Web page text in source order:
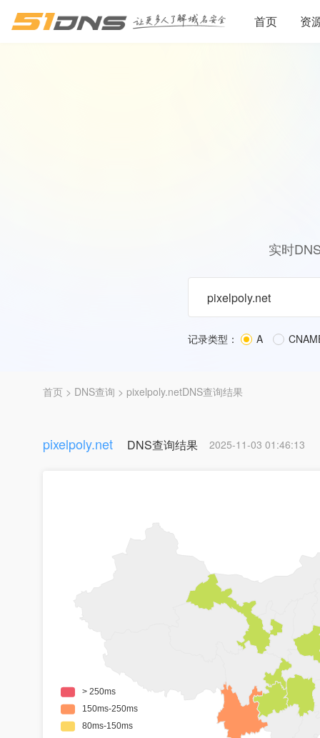
首页 资
实时
记录类型： A
首页 > DNS查询 > pixelpoly.netDNS查询结果
pixelpoly.net DNS查询结果 2025-11-03 01:46:13